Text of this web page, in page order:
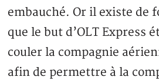
embauché. Or il existe de
que le but d’OLT Express
couler la compagnie
afin de permettre à la